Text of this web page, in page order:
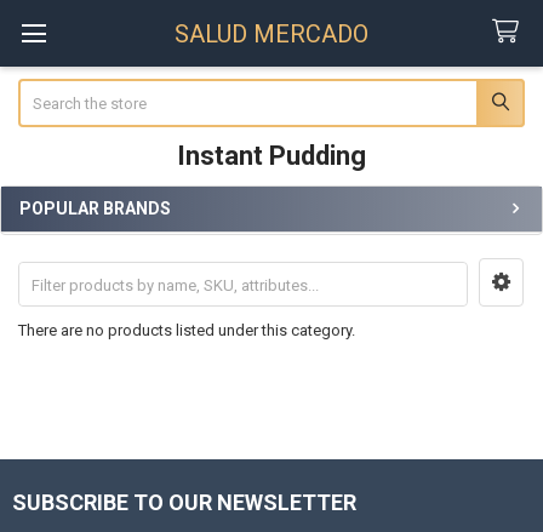
SALUD MERCADO
Instant Pudding
Sidebar
POPULAR BRANDS
There are no products listed under this category.
Footer
SUBSCRIBE TO OUR NEWSLETTER